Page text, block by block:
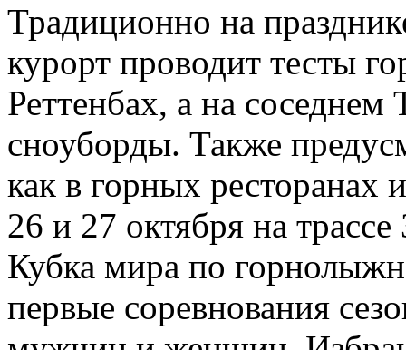
Традиционно на
курорт проводит тесты
Реттенбах, а на
сноуборды. Также
как в горных ресторанах
26 и 27 октября на
Кубка мира по
первые соревнования